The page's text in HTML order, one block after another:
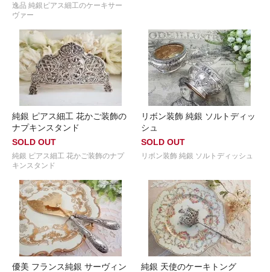
逸品 純銀ピアス細工のケーキサー
ヴァー
純銀 ピアス細工 花かご装飾の
ナプキンスタンド
SOLD OUT
純銀 ピアス細工 花かご装飾のナプ
キンスタンド
リボン装飾 純銀 ソルトディッ
シュ
SOLD OUT
リボン装飾 純銀 ソルトディッシュ
優美 フランス純銀 サーヴィン
純銀 天使のケーキトング